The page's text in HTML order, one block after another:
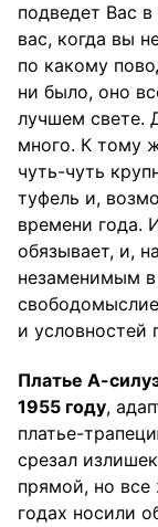
подведет Вас
вас, когда вы
по какому
ни было, оно
лучшем свете.
много. К тому
чуть-чуть
туфель и,
времени года.
обязывает, и,
незаменимым в
и условностей
Платье А-
1955 году,
платье-
срезал
прямой, но все
годах носили